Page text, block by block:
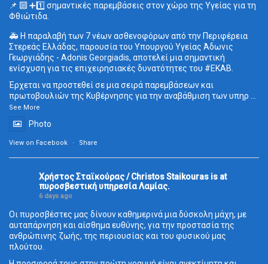
📌 🔟 ➕1️⃣ σημαντικές παρεμβάσεις στον χώρο της Υγείας για τη
Φθιώτιδα.
🚑 Η παραλαβή των 7 νέων ασθενοφόρων από την Περιφέρεια
Στερεάς Ελλάδας, παρουσία του Υπουργού Υγείας Άδωνις
Γεωργιάδης - Adonis Georgiadis, αποτελεί μια σημαντική
ενίσχυση για τις επιχειρησιακές δυνατότητες του #ΕΚΑΒ.
Έρχεται να προστεθεί σε μια σειρά παρεμβάσεων και
πρωτοβουλιών της Κυβέρνησης για την αναβάθμιση των υπηρ ...
See More
Photo
View on Facebook · Share
Χρήστος Σταϊκούρας / Christos Staikouras is at
πυροσβεστική υπηρεσία Λαμίας.
6 days ago
Οι πυροσβέστες μας δίνουν καθημερινά μια δύσκολη μάχη, με
αυταπάρνηση και αίσθημα ευθύνης, για την προστασία της
ανθρώπινης ζωής, της περιουσίας και του φυσικού μας
πλούτου.